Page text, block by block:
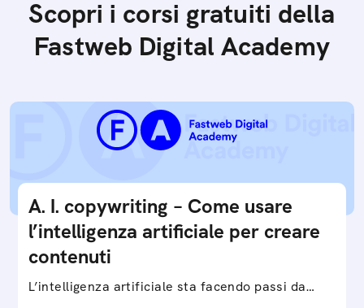
Scopri i corsi gratuiti della
Fastweb Digital Academy
A. I. copywriting – Come usare
l’intelligenza artificiale per creare
contenuti
L’intelligenza artificiale sta facendo passi da